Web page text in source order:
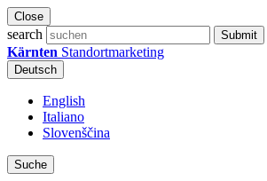
Close
search Submit
Kärnten Standortmarketing
Deutsch
English
Italiano
Slovenščina
Suche